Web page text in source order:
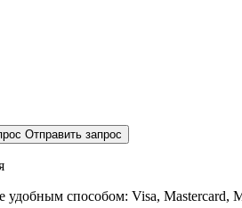
Отправить запрос
удобным способом: Visa,